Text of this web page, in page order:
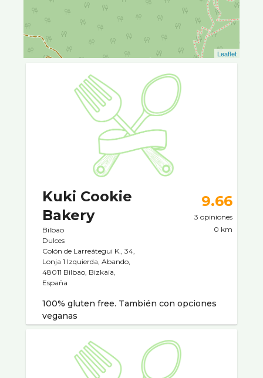
Leaflet
Kuki Cookie
Bakery
Bilbao
Dulces
Colón de Larreátegui K., 34,
Lonja 1 Izquierda, Abando,
48011 Bilbao, Bizkaia,
España
9.66
3 opiniones
0 km
100% gluten free. También con opciones
veganas